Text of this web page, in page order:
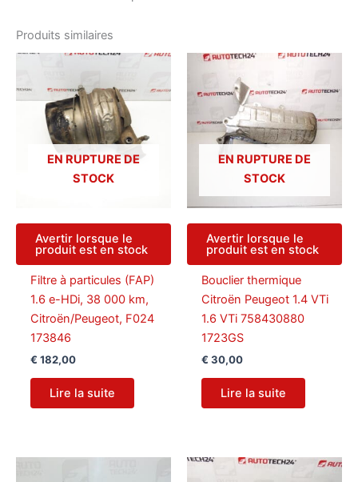
Produits similaires
EN RUPTURE DE
STOCK
Avertir lorsque le
produit est en stock
Filtre à particules (FAP)
1.6 e-HDi, 38 000 km,
Citroën/Peugeot, F024
173846
€ 182,00
Lire la suite
EN RUPTURE DE
STOCK
Avertir lorsque le
produit est en stock
Bouclier thermique
Citroën Peugeot 1.4 VTi
1.6 VTi 758430880
1723GS
€ 30,00
Lire la suite